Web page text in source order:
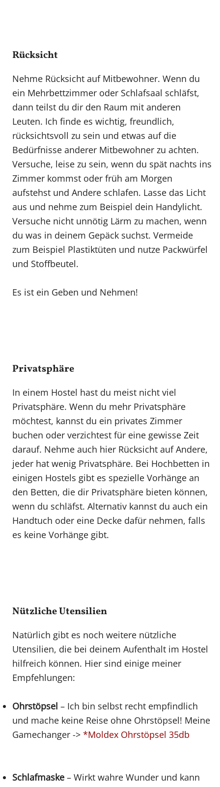
Rücksicht
Nehme Rücksicht auf Mitbewohner. Wenn du
ein Mehrbettzimmer oder Schlafsaal schläfst,
dann teilst du dir den Raum mit anderen
Leuten. Ich finde es wichtig, freundlich,
rücksichtsvoll zu sein und etwas auf die
Bedürfnisse anderer Mitbewohner zu achten.
Versuche, leise zu sein, wenn du spät nachts ins
Zimmer kommst oder früh am Morgen
aufstehst und Andere schlafen. Lasse das Licht
aus und nehme zum Beispiel dein Handylicht.
Versuche nicht unnötig Lärm zu machen, wenn
du was in deinem Gepäck suchst. Vermeide
zum Beispiel Plastiktüten und nutze Packwürfel
und Stoffbeutel.
Es ist ein Geben und Nehmen!
Privatsphäre
In einem Hostel hast du meist nicht viel
Privatsphäre. Wenn du mehr Privatsphäre
möchtest, kannst du ein privates Zimmer
buchen oder verzichtest für eine gewisse Zeit
darauf. Nehme auch hier Rücksicht auf Andere,
jeder hat wenig Privatsphäre. Bei Hochbetten in
einigen Hostels gibt es spezielle Vorhänge an
den Betten, die dir Privatsphäre bieten können,
wenn du schläfst. Alternativ kannst du auch ein
Handtuch oder eine Decke dafür nehmen, falls
es keine Vorhänge gibt.
Nützliche Utensilien
Natürlich gibt es noch weitere nützliche
Utensilien, die bei deinem Aufenthalt im Hostel
hilfreich können. Hier sind einige meiner
Empfehlungen:
Ohrstöpsel – Ich bin selbst recht empfindlich
und mache keine Reise ohne Ohrstöpsel! Meine
Gamechanger -> *Moldex Ohrstöpsel 35db
Schlafmaske– Wirkt wahre Wunder und kann